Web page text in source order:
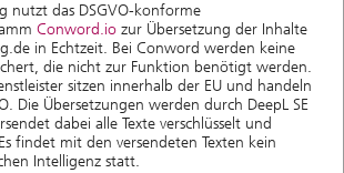
nutzt das DSGVO-konforme
Conword.io zur Übersetzung der Inhalte
in Echtzeit. Bei Conword werden keine
die nicht zur Funktion benötigt werden.
sitzen innerhalb der EU und handeln
Die Übersetzungen werden durch DeepL SE
dabei alle Texte verschlüsselt und
findet mit den versendeten Texten kein
Intelligenz statt.